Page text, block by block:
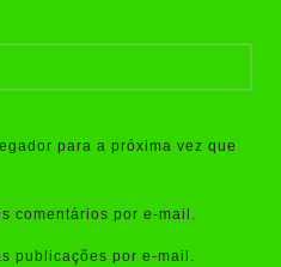
para a próxima vez que
comentários por e-mail.
publicações por e-mail.